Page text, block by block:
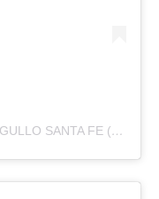
A POST SHARED BY MESA DEL ORGULLO SANTA FE (@MARCHADELORGULLOSF)